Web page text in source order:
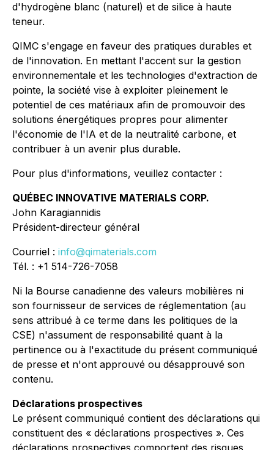
d'hydrogène blanc (naturel) et de silice à haute
teneur.
QIMC s'engage en faveur des pratiques durables et
de l'innovation. En mettant l'accent sur la gestion
environnementale et les technologies d'extraction de
pointe, la société vise à exploiter pleinement le
potentiel de ces matériaux afin de promouvoir des
solutions énergétiques propres pour alimenter
l'économie de l'IA et de la neutralité carbone, et
contribuer à un avenir plus durable.
Pour plus d'informations, veuillez contacter :
QUÉBEC INNOVATIVE MATERIALS CORP.
John Karagiannidis
Président-directeur général
Courriel : info@qimaterials.com
Tél. : +1 514-726-7058
Ni la Bourse canadienne des valeurs mobilières ni
son fournisseur de services de réglementation (au
sens attribué à ce terme dans les politiques de la
CSE) n'assument de responsabilité quant à la
pertinence ou à l'exactitude du présent communiqué
de presse et n'ont approuvé ou désapprouvé son
contenu.
Déclarations prospectives
Le présent communiqué contient des déclarations qui
constituent des « déclarations prospectives ». Ces
déclarations prospectives comportent des risques